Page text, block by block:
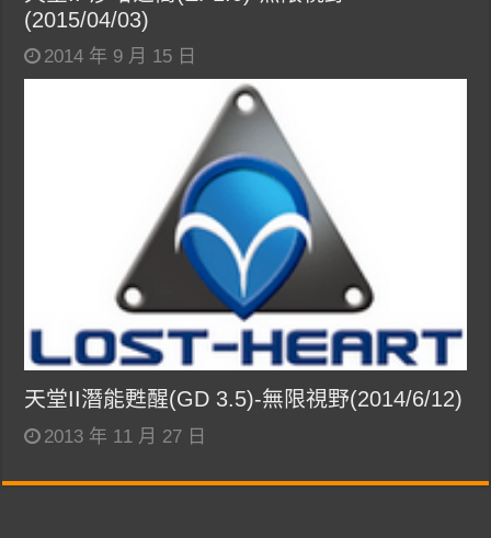
(2015/04/03)
2014 年 9 月 15 日
天堂II潛能甦醒(GD 3.5)-無限視野(2014/6/12)
2013 年 11 月 27 日